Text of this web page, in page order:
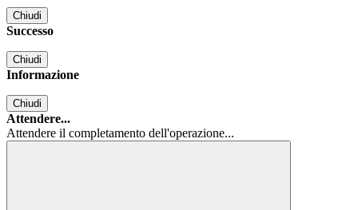
Chiudi
Successo
Chiudi
Informazione
Chiudi
Attendere...
Attendere il completamento dell'operazione...